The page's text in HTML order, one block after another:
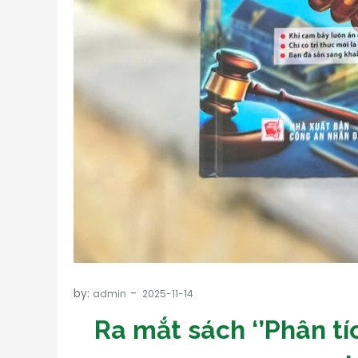
by: admin
Ra mắt sách ‘’Phân